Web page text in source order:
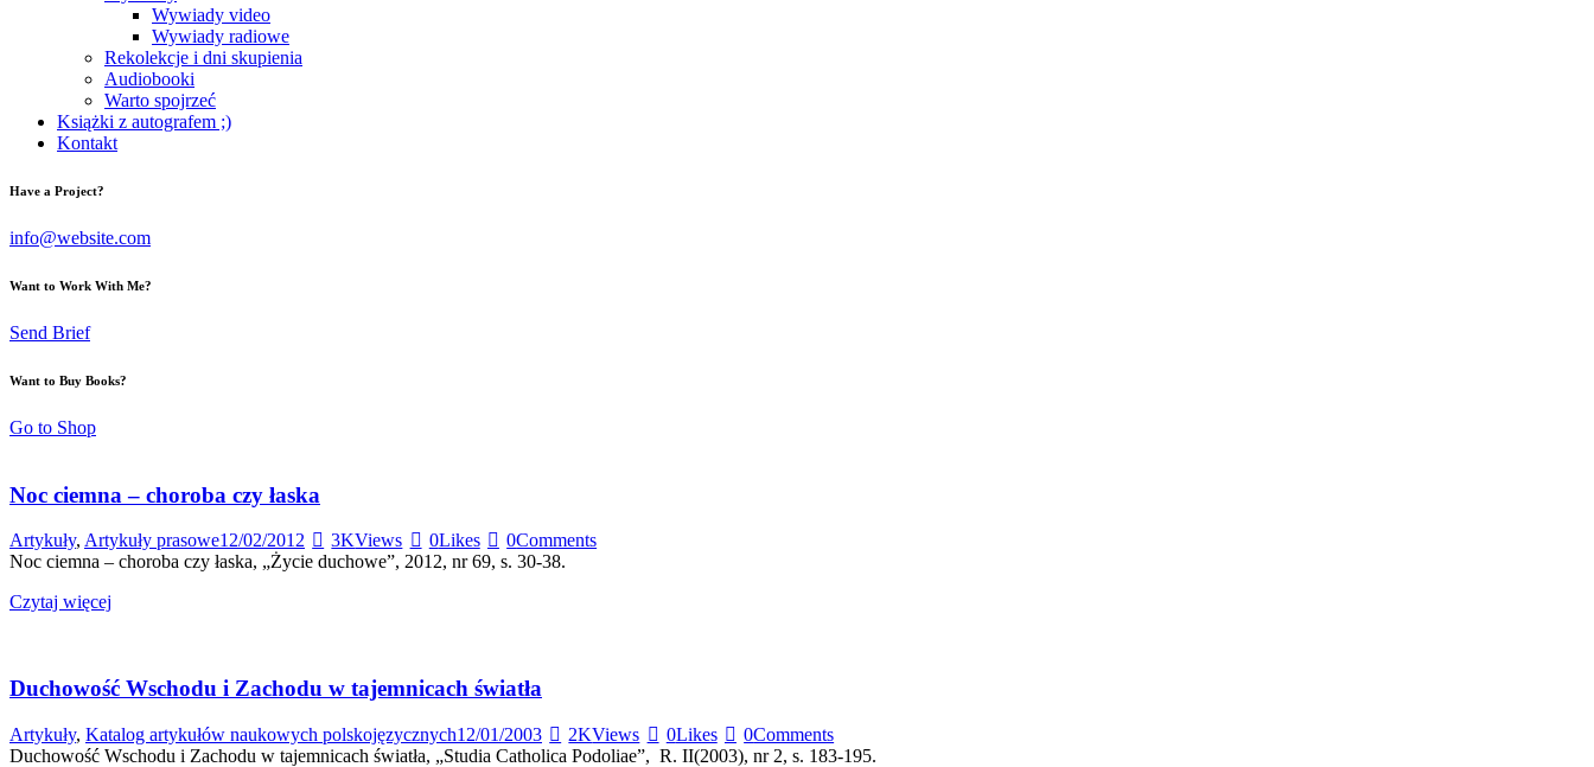
Wywiady video
Wywiady radiowe
Rekolekcje i dni skupienia
Audiobooki
Warto spojrzeć
Książki z autografem ;)
Kontakt
Have a Project?
info@website.com
Want to Work With Me?
Send Brief
Want to Buy Books?
Go to Shop
Noc ciemna – choroba czy łaska
Artykuły, Artykuły prasowe12/02/2012 3KViews 0Likes 0Comments
Noc ciemna – choroba czy łaska, „Życie duchowe”, 2012, nr 69, s. 30-38.
Czytaj więcej
Duchowość Wschodu i Zachodu w tajemnicach światła
Artykuły, Katalog artykułów naukowych polskojęzycznych12/01/2003 2KViews 0Likes 0Comments
Duchowość Wschodu i Zachodu w tajemnicach światła, „Studia Catholica Podoliae”, R. II(2003), nr 2, s. 183-195.